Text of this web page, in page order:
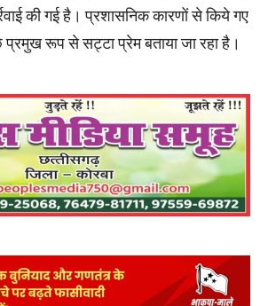
की गई है। प्रशासनिक कारणों से किये गए
रूप से सट्टा प्रेम बताया जा रहा है।